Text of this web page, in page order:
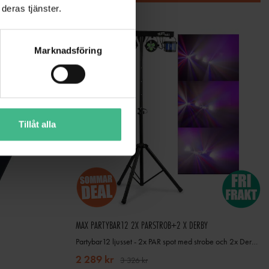
tjänster.
Marknadsföring
Tillåt alla
MAX PARTYBAR12 2X PARSTROB+2 X DERBY
Partybar12 ljusset - 2x PAR spot med strobe och 2x Derby. Komplett ljuspaket
2 289 kr 3 326 kr